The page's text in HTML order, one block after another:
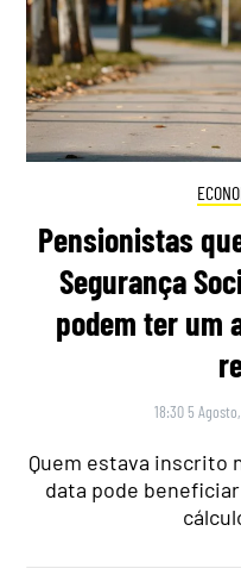
Pensionistas
Segurança
podem ter um
18:30 5
Quem estava inscrito
data pode